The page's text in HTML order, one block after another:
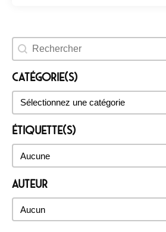
Rechercher un évènement
Catégorie(s)
Catégorie(s)
Catégorie(s)
Étiquette(s)
Étiquette(s)
Étiquette(s)
Auteur
Auteur
Auteur